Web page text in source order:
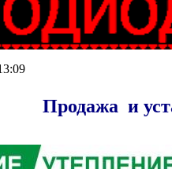
Продажа и